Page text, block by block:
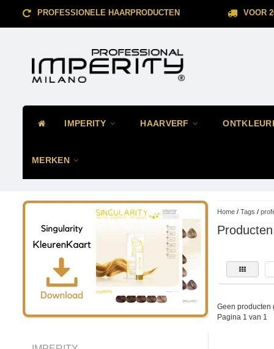
PROFESSIONELE HAARPRODUCTEN VOOR
IMPERITY HAARVERF
MERKEN
Home/ Tags /
Geen producten
Pagina 1 van 1